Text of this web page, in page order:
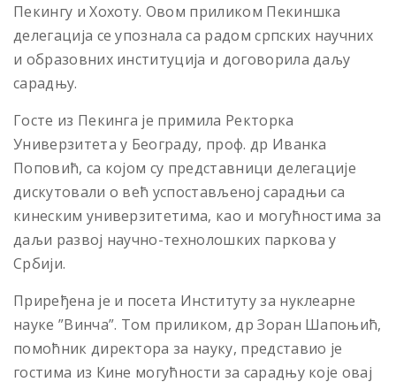
Пекингу и Хохоту. Овом приликом Пекиншка
делегација се упознала са радом српских научних
и образовних институција и договорила даљу
сарадњу.
Госте из Пекинга је примила Ректорка
Универзитета у Београду, проф. др Иванка
Поповић, са којом су представници делегације
дискутовали о већ успостављеној сарадњи са
кинеским универзитетима, као и могућностима за
даљи развој научно-технолошких паркова у
Србији.
Приређена је и посета Институту за нуклеарне
науке ”Винча”. Том приликом, др Зоран Шапоњић,
помоћник директора за науку, представио је
гостима из Кине могућности за сарадњу које овај